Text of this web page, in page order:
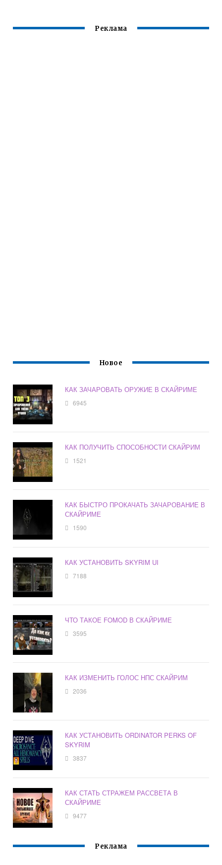
Реклама
Новое
КАК ЗАЧАРОВАТЬ ОРУЖИЕ В СКАЙРИМЕ
6945
КАК ПОЛУЧИТЬ СПОСОБНОСТИ СКАЙРИМ
1521
КАК БЫСТРО ПРОКАЧАТЬ ЗАЧАРОВАНИЕ В
СКАЙРИМЕ
1590
КАК УСТАНОВИТЬ SKYRIM UI
7188
ЧТО ТАКОЕ FOMOD В СКАЙРИМЕ
3595
КАК ИЗМЕНИТЬ ГОЛОС НПС СКАЙРИМ
2036
КАК УСТАНОВИТЬ ORDINATOR PERKS OF
SKYRIM
3837
КАК СТАТЬ СТРАЖЕМ РАССВЕТА В
СКАЙРИМЕ
9477
Реклама